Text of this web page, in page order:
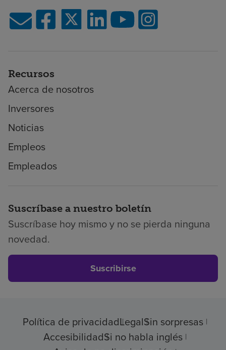
Recursos
Acerca de nosotros
Inversores
Noticias
Empleos
Empleados
Suscríbase a nuestro boletín
Suscríbase hoy mismo y no se pierda ninguna
novedad.
Suscribirse
Política de privacidadLegalSin sorpresas
AccesibilidadSi no habla inglés